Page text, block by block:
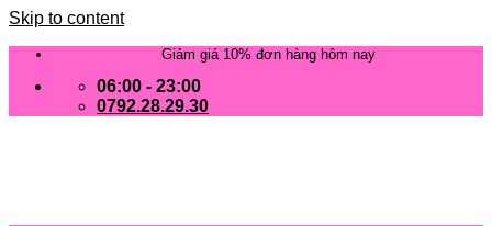
Skip to content
Giảm giá 10% đơn hàng hôm nay
06:00 - 23:00
0792.28.29.30